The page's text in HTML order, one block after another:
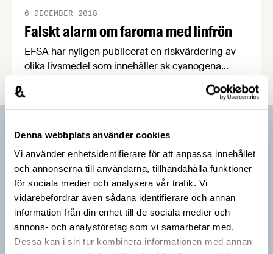
Denna webbplats använder cookies
Vi använder enhetsidentifierare för att anpassa innehållet
och annonserna till användarna, tillhandahålla funktioner
för sociala medier och analysera vår trafik. Vi
vidarebefordrar även sådana identifierare och annan
information från din enhet till de sociala medier och
annons- och analysföretag som vi samarbetar med.
Dessa kan i sin tur kombinera informationen med annan
Falskt alarm om farorna med linfrön
6 DECEMBER 2018
EFSA har nyligen publicerat en riskvärdering av
olika livsmedel som innehåller sk cyanogena
slutsats är att det inte finns några allvarliga
hälsorisker. Livsmedelsverket bör nu se över sina
från att äta krossade linfrön.
Prenumerera på vårt nyhetsbrev
Vårt nyhetsbrev kommer ut 3-4 gånger i månaden och
riktar sig till alla med ett intresse för
livsmedelsföretagande och den svenska
livsmedelsbranschen. När du anmäler dig till vårt
nyhetsbrev godkänner du Livsmedelsföretagens
hantering av personuppgifter.